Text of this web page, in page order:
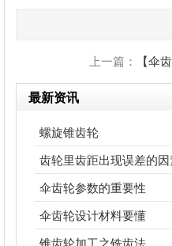
上一篇： 【伞
最新资讯
螺旋锥齿轮
齿轮里齿距出现误差的因
伞齿轮参数的重要性
伞齿轮设计材料要懂